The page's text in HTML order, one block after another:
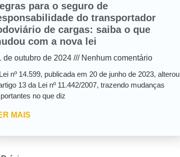
para o seguro de
do transportador
de cargas: saiba o que
com a nova lei
de outubro de 2024
Nenhum comentário
nº 14.599, publicada em 20 de junho de 2023, alterou
13 da Lei nº 11.442/2007, trazendo mudanças
no que diz
MAIS